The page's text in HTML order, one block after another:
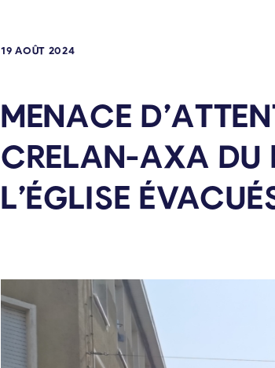
19 AOÛT 2024
MENACE
CRELAN-AXA DU
L’ÉGLISE